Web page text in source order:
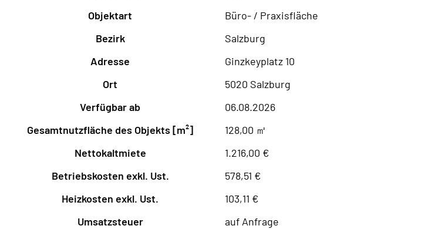
Objektart
Büro- / Praxisfläche
Bezirk
Salzburg
Adresse
Ginzkeyplatz 10
Ort
5020 Salzburg
Verfügbar ab
06.08.2026
Gesamtnutzfläche des Objekts [m²]
128,00 ㎡
Nettokaltmiete
1.216,00 €
Betriebskosten exkl. Ust.
578,51 €
Heizkosten exkl. Ust.
103,11 €
Umsatzsteuer
auf Anfrage